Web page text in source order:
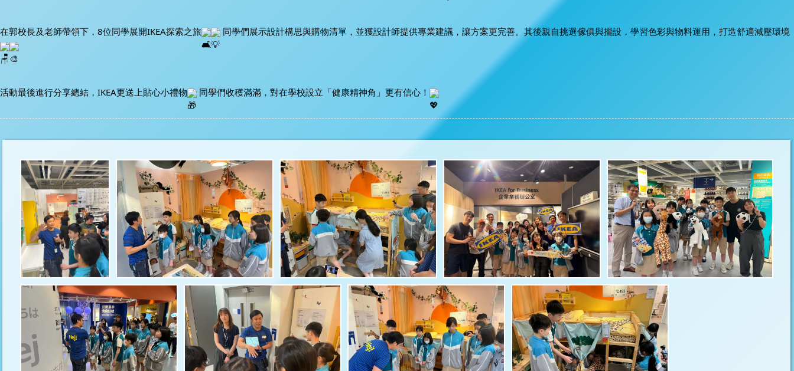
在郭校長及老師帶領下，8位同學展開IKEA探索之旅 同學們展示設計構思與購物清單，並獲設計師提供專業建議，讓方案更完善。其後親自挑選傢俱與擺設，學習色彩與物料運用，打造舒適減壓環境
活動最後進行分享總結，IKEA更送上貼心小禮物 同學們收穫滿滿，對在學校設立「健康精神角」更有信心！